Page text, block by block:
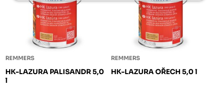
REMMERS
HK-LAZURA PALISANDR 5,0
l
REMMERS
HK-LAZURA OŘECH 5,0 l